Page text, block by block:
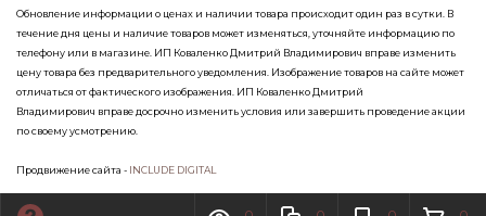
Обновление информации о ценах и наличии товара происходит один раз в сутки. В
течение дня цены и наличие товаров может изменяться, уточняйте информацию по
телефону или в магазине. ИП Коваленко Дмитрий Владимирович вправе изменить
цену товара без предварительного уведомления. Изображение товаров на сайте может
отличаться от фактического изображения. ИП Коваленко Дмитрий
Владимирович вправе досрочно изменить условия или завершить проведение акции
по своему усмотрению.
Продвижение сайта - INCLUDE DIGITAL